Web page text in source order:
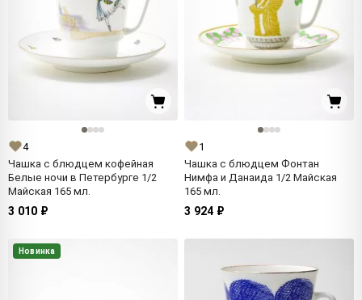
4
Чашка с блюдцем кофейная
Белые ночи в Петербурге 1/2
Майская 165 мл.
3 010 ₽
1
Чашка с блюдцем Фонтан
Нимфа и Данаида 1/2 Майская
165 мл.
3 924 ₽
Новинка